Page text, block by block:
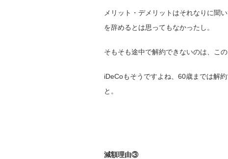
メリット・デメリットはそれなりに聞
を辞めるとは思ってもなかったし。
そもそも途中で解約できないのは、こ
iDeCoもそうですよね、60歳までは解
と。
減額理由③